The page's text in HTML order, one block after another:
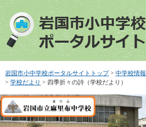
で
す
ば
し
本
文
へ
岩国市小中学校ポータルサイトトップ > 中学校情報
> 学校だより > 四季折々の詩（学校だより）